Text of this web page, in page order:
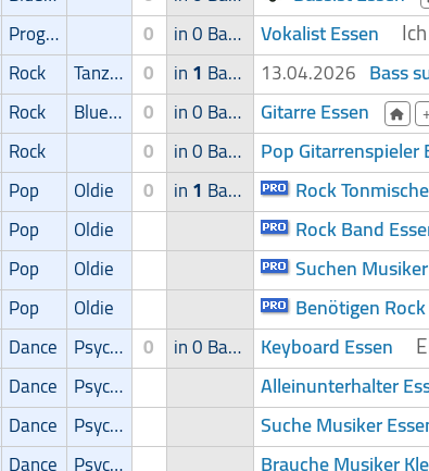
Progressive 0 in 0 Band Vokalist Essen
Rock Tanz/Unterhaltungsmusik 0 in1 Band 13.04.2026 Bass
Rock Blues/Swing 0 in 0 Band Gitarre Essen
Rock 0 in 0 Band Pop Gitarrenspieler
Pop Oldie 0 in1 Band Rock
Pop Oldie Rock Band
Pop Oldie Suchen
Pop Oldie Benötigen
Dance Psychedelic 0 in 0 Band Keyboard Essen
Dance Psychedelic Alleinunterhalter
Dance Psychedelic Suche Musiker